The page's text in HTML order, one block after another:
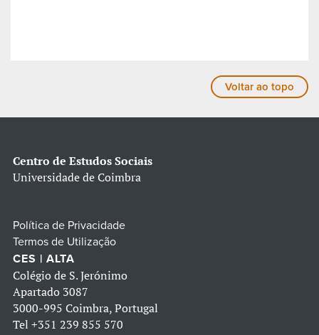
Voltar ao topo
Centro de Estudos Sociais
Universidade de Coimbra
Política de Privacidade
Termos de Utilização
CES | ALTA
Colégio de S. Jerónimo
Apartado 3087
3000-995 Coimbra, Portugal
Tel +351 239 855 570